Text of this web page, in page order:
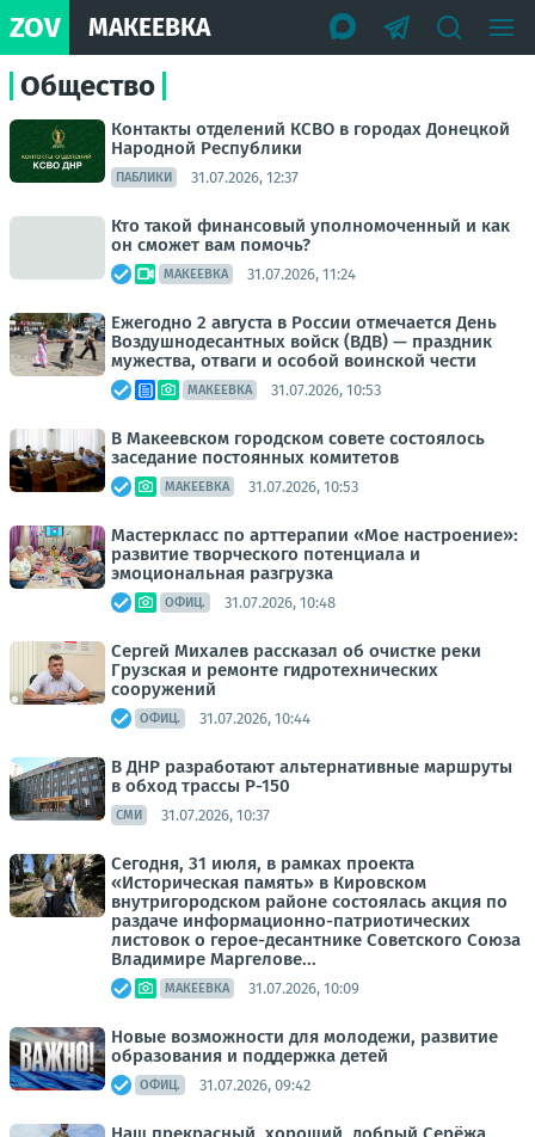
ZOV МАКЕЕВКА
Общество
Контакты отделений КСВО в городах Донецкой
Народной Республики
ПАБЛИКИ 31.07.2026, 12:37
Кто такой финансовый уполномоченный и как
он сможет вам помочь?
МАКЕЕВКА 31.07.2026, 11:24
Ежегодно 2 августа в России отмечается День
Воздушнодесантных войск (ВДВ) — праздник
мужества, отваги и особой воинской чести
МАКЕЕВКА 31.07.2026, 10:53
В Макеевском городском совете состоялось
заседание постоянных комитетов
МАКЕЕВКА 31.07.2026, 10:53
Мастеркласс по арттерапии «Мое настроение»:
развитие творческого потенциала и
эмоциональная разгрузка
ОФИЦ. 31.07.2026, 10:48
Сергей Михалев рассказал об очистке реки
Грузская и ремонте гидротехнических
сооружений
ОФИЦ. 31.07.2026, 10:44
В ДНР разработают альтернативные маршруты
в обход трассы Р-150
СМИ 31.07.2026, 10:37
Сегодня, 31 июля, в рамках проекта
«Историческая память» в Кировском
внутригородском районе состоялась акция по
раздаче информационно-патриотических
листовок о герое-десантнике Советского Союза
Владимире Маргелове...
МАКЕЕВКА 31.07.2026, 10:09
Новые возможности для молодежи, развитие
образования и поддержка детей
ОФИЦ. 31.07.2026, 09:42